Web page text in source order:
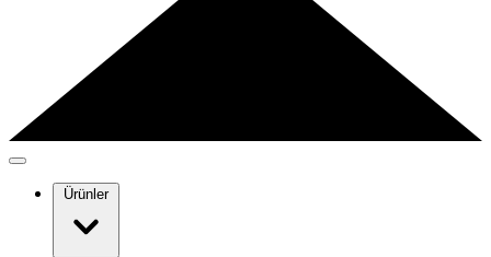
Ürünler